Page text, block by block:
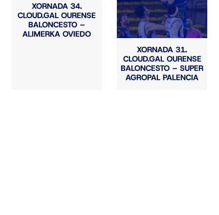
XORNADA 34.
CLOUD.GAL OURENSE
BALONCESTO –
ALIMERKA OVIEDO
XORNADA 31.
CLOUD.GAL OURENSE
BALONCESTO – SUPER
AGROPAL PALENCIA